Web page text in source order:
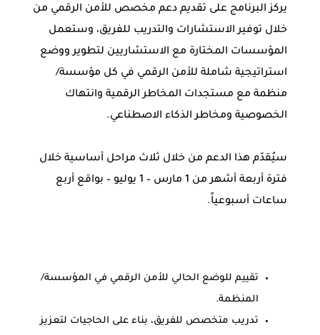
يركز البرنامج على تقديم دعم مخصص للأمن الرقمي من
خلال توفير الاستشارات والتدريب للفريق، وستعمل
المؤسسات المختارة مع الاستشاريين لتطوير ووضع
استراتيجية شاملة للأمن الرقمي في كل مؤسسة/
منظمة مع مستجدات المخاطر الرقمية وانتهاك
الخصوصية ومخاطر الذكاء الاصطناعي.
سيُقدّم هذا الدعم من خلال ثلاث مراحل أساسية خلال
فترة أربعة أشهر من 1 مارس – 1 يوليو – بواقع أربع
ساعات أسبوعياً.
تقييم للوضع الحالي للأمن الرقمي في المؤسسة/
المنظمة.
تدريب متخصص للفريق، بناء على الحاجيات لتعزيز